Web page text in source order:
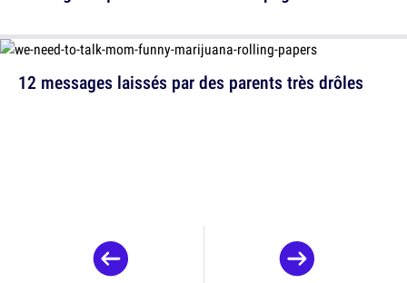
12 messages laissés par des parents très drôles